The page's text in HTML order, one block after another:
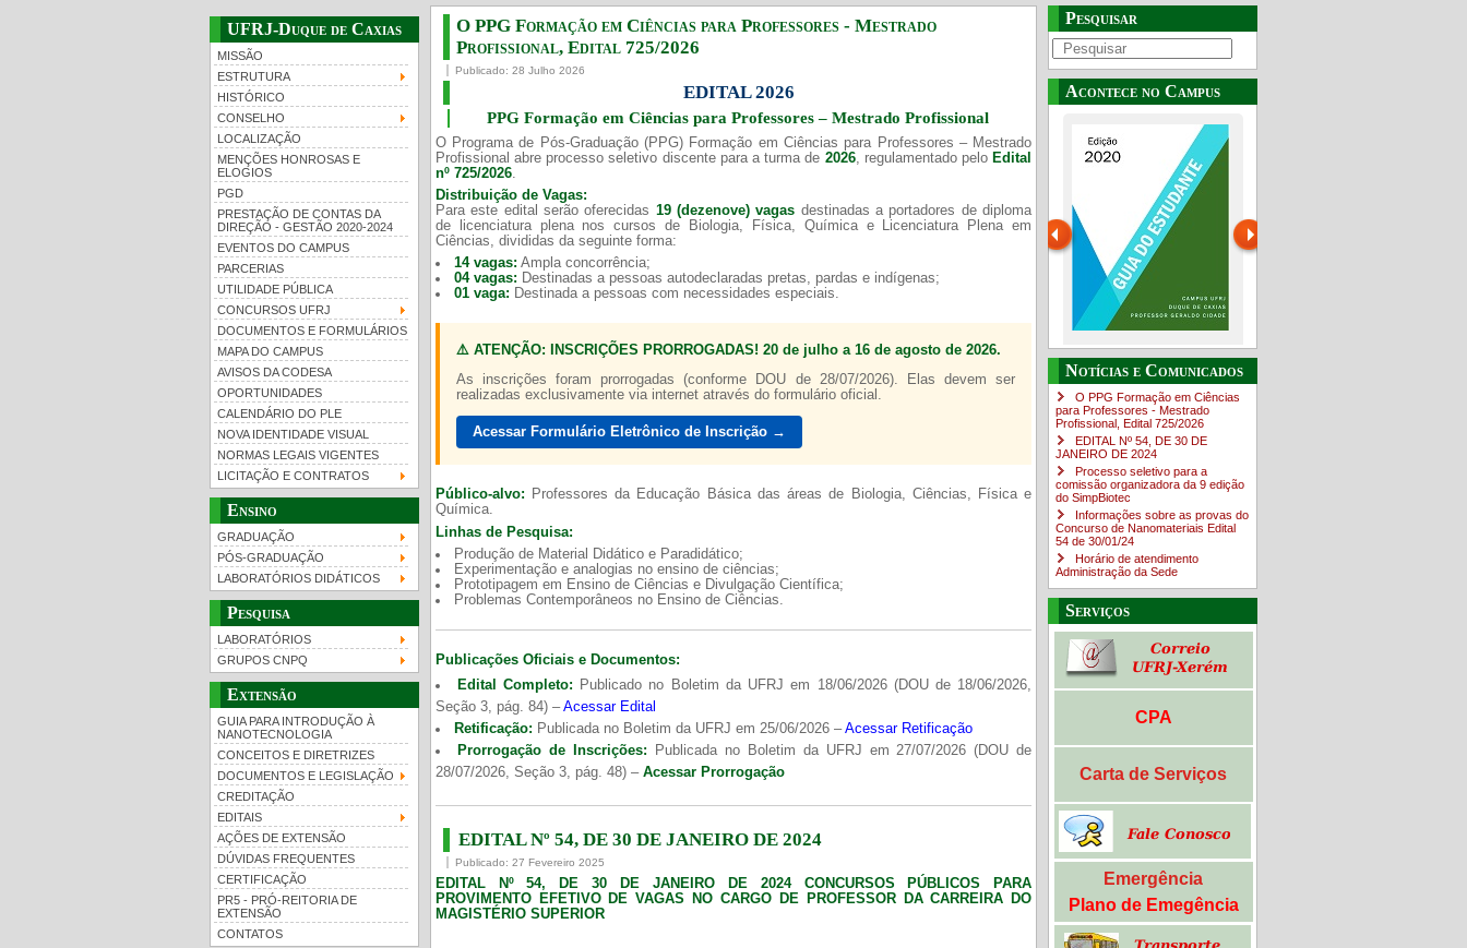
UFRJ-Duque de Caxias
MISSÃO
ESTRUTURA
HISTÓRICO
CONSELHO
LOCALIZAÇÃO
MENÇÕES HONROSAS E
ELOGIOS
PGD
PRESTAÇÃO DE CONTAS DA
DIREÇÃO - GESTÃO 2020-2024
EVENTOS DO CAMPUS
PARCERIAS
UTILIDADE PÚBLICA
CONCURSOS UFRJ
DOCUMENTOS E FORMULÁRIOS
MAPA DO CAMPUS
AVISOS DA CODESA
OPORTUNIDADES
CALENDÁRIO DO PLE
NOVA IDENTIDADE VISUAL
NORMAS LEGAIS VIGENTES
LICITAÇÃO E CONTRATOS
Ensino
GRADUAÇÃO
PÓS-GRADUAÇÃO
LABORATÓRIOS DIDÁTICOS
Pesquisa
LABORATÓRIOS
GRUPOS CNPQ
Extensão
GUIA PARA INTRODUÇÃO À
NANOTECNOLOGIA
CONCEITOS E DIRETRIZES
DOCUMENTOS E LEGISLAÇÃO
CREDITAÇÃO
EDITAIS
AÇÕES DE EXTENSÃO
DÚVIDAS FREQUENTES
CERTIFICAÇÃO
PR5 - PRÓ-REITORIA DE
EXTENSÃO
CONTATOS
O PPG Formação em Ciências para Professores - Mestrado
Profissional, Edital ​725/202​6
Publicado: 28 Julho 2026
EDITAL 2026
PPG Formação em Ciências para Professores – Mestrado Profissional
O Programa de Pós-Graduação (PPG) Formação em Ciências para Professores – Mestrado
Profissional abre processo seletivo discente para a turma de 2026, regulamentado pelo Edital
nº 725/2026.
Distribuição de Vagas:
Para este edital serão oferecidas 19 (dezenove) vagas destinadas a portadores de diploma
de licenciatura plena nos cursos de Biologia, Física, Química e Licenciatura Plena em
Ciências, divididas da seguinte forma:
14 vagas: Ampla concorrência;
04 vagas: Destinadas a pessoas autodeclaradas pretas, pardas e indígenas;
01 vaga: Destinada a pessoas com necessidades especiais.
⚠️ ATENÇÃO: INSCRIÇÕES PRORROGADAS! 20 de julho a 16 de agosto de 2026.
As inscrições foram prorrogadas (conforme DOU de 28/07/2026). Elas devem ser
realizadas exclusivamente via internet através do formulário oficial.
Acessar Formulário Eletrônico de Inscrição →
Público-alvo: Professores da Educação Básica das áreas de Biologia, Ciências, Física e
Química.
Linhas de Pesquisa:
Produção de Material Didático e Paradidático;
Experimentação e analogias no ensino de ciências;
Prototipagem em Ensino de Ciências e Divulgação Científica;
Problemas Contemporâneos no Ensino de Ciências.
Publicações Oficiais e Documentos:
Edital Completo: Publicado no Boletim da UFRJ em 18/06/2026 (DOU de 18/06/2026,
Seção 3, pág. 84) –Acessar Edital
Retificação: Publicada no Boletim da UFRJ em 25/06/2026 –Acessar Retificação
Prorrogação de Inscrições: Publicada no Boletim da UFRJ em 27/07/2026 (DOU de
28/07/2026, Seção 3, pág. 48) – Acessar Prorrogação
EDITAL Nº 54, DE 30 DE JANEIRO DE 2024
Publicado: 27 Fevereiro 2025
EDITAL Nº 54, DE 30 DE JANEIRO DE 2024 CONCURSOS PÚBLICOS PARA
PROVIMENTO EFETIVO DE VAGAS NO CARGO DE PROFESSOR DA CARREIRA DO
MAGISTÉRIO SUPERIOR
Pesquisar
Acontece no Campus
Guia do estudante
https://www.youtube.com/channel/UC46BbEKCwNCdJvi4sNpOf3w
UFRJ 100 anos Notícias e Comunicados
O PPG Formação em Ciências
para Professores - Mestrado
Profissional, Edital ​725/202​6
EDITAL Nº 54, DE 30 DE
JANEIRO DE 2024
Processo seletivo para a
comissão organizadora da 9 edição
do SimpBiotec
Informações sobre as provas do
Concurso de Nanomateriais Edital
54 de 30/01/24
Horário de atendimento
Administração da Sede
Serviços
CPA
Carta de Serviços
Emergência
Plano de Emegência